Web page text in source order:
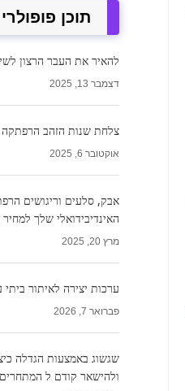
תוכן פופולרי
להאיר את העבר הרצון
דצמבר 13, 2025
צלחת שנות הזהב הרפתקה
אוקטובר 6, 2025
אבק, סלעים וריגושים
האינדיבידואלי שלך
מרץ 20, 2025
ערכות יצירה לאיתור ביתי
פברואר 7, 2026
שגשוג באמצעות הגדלה
ולהישאר קודם ל המתחרים